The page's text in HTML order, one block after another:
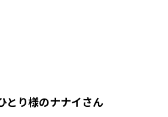
とり様のナナイさん